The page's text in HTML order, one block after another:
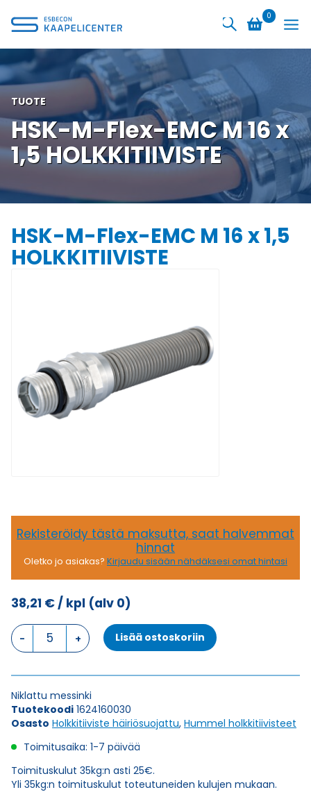
sisältöön
0
TUOTE
HSK-M-Flex-EMC M 16 x
1,5 HOLKKITIIVISTE
HSK-M-Flex-EMC M 16 x 1,5
HOLKKITIIVISTE
Rekisteröidy tästä maksutta, saat halvemmat
hinnat
Oletko jo asiakas? Kirjaudu sisään nähdäksesi omat hintasi
38,21 €/ kpl (alv 0)
HSK-
M-
EMC
16
x
1,5
HOLKKITIIVISTE
Lisää ostoskoriin
Niklattu messinki
Tuotekoodi 1624160030
Osasto Holkkitiiviste häiriösuojattu, Hummel holkkitiivisteet
Toimitusaika: 1-7 päivää
Toimituskulut 35kg:n asti 25€.
Yli 35kg:n toimituskulut toteutuneiden kulujen mukaan.